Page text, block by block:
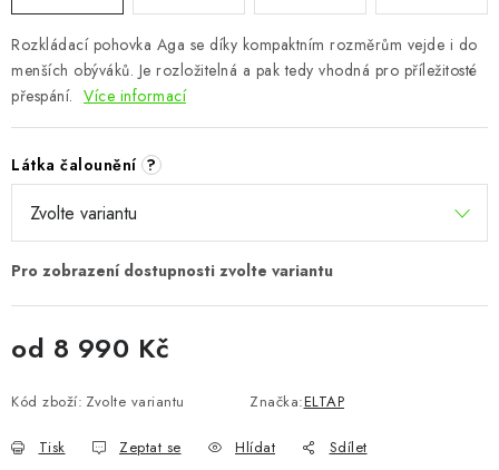
VÝPRODEJ
Vše o nákupu Info
Reklamace a odstoupení od smlouvy
Kontakty
Bonusový program NBM+
Rozkládací pohovka Aga se díky kompaktním rozměrům vejde i do
menších obýváků. Je rozložitelná a pak tedy vhodná pro příležitosté
přespání. Více informací
Látka čalounění ?
od 8 990 Kč
Kód zboží: Zvolte variantu Značka:ELTAP
Tisk Zeptat se Hlídat Sdílet